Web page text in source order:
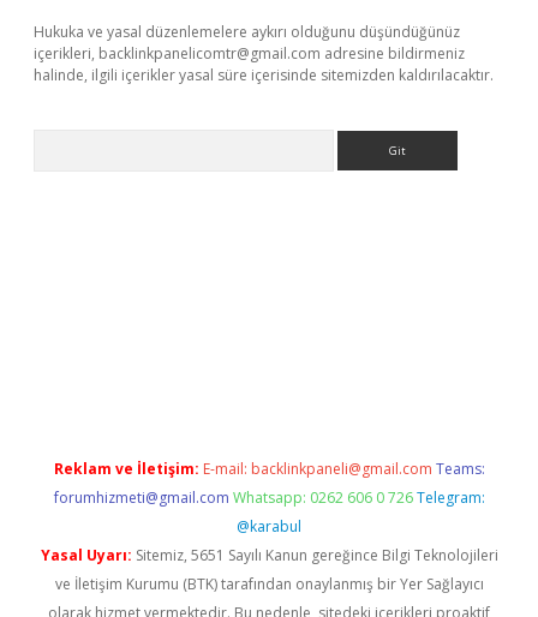
Hukuka ve yasal düzenlemelere aykırı olduğunu düşündüğünüz
içerikleri, backlinkpanelicomtr@gmail.com adresine bildirmeniz
halinde, ilgili içerikler yasal süre içerisinde sitemizden kaldırılacaktır.
Reklam ve İletişim: E-mail: backlinkpaneli@gmail.com Teams:
forumhizmeti@gmail.com Whatsapp: 0262 606 0 726 Telegram:
@karabul
Yasal Uyarı: Sitemiz, 5651 Sayılı Kanun gereğince Bilgi Teknolojileri
ve İletişim Kurumu (BTK) tarafından onaylanmış bir Yer Sağlayıcı
olarak hizmet vermektedir. Bu nedenle, sitedeki içerikleri proaktif